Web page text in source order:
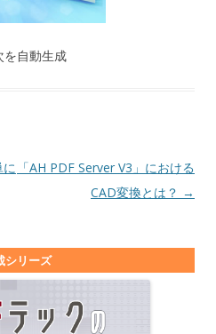
を自動生成
「AH PDF Server V3」における
CAD変換とは？ →
シリーズ